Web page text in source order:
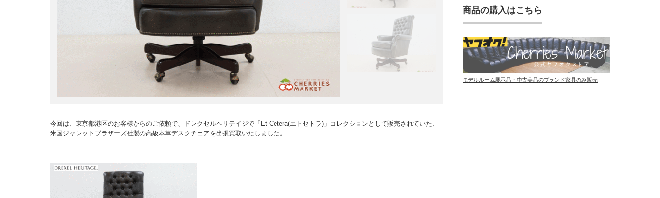
今回は、東京都港区のお客様からのご依頼で、ドレクセルヘリテイジで「Et Cetera(エトセトラ)」コレクションとして販売されていた、
米国ジャレットブラザーズ社製の高級本革デスクチェアを出張買取いたしました。
商品の購入はこちら
モデルルーム展示品・中古美品のブランド家具のみ販売